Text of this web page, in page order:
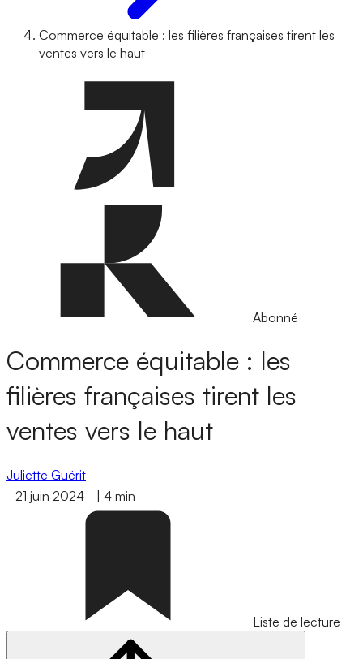
Commerce équitable : les filières françaises tirent les
ventes vers le haut
Abonné
Commerce équitable : les
filières françaises tirent les
ventes vers le haut
Juliette Guérit
- 21 juin 2024 - 4 min
Liste de lecture